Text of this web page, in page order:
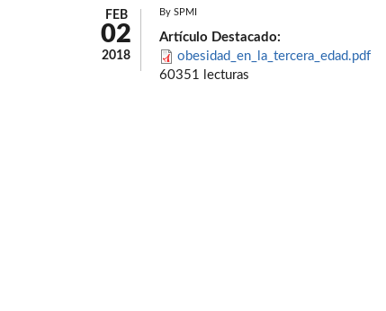
FEB
02
2018
By SPMI
Artículo Destacado:
obesidad_en_la_tercera_edad.pdf
60351 lecturas